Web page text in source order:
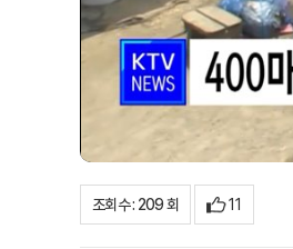
조회수 : 209 회 11